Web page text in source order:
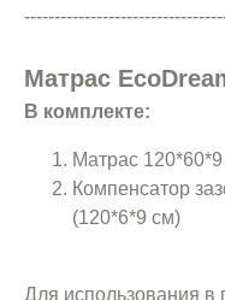
Матрас
В комплекте:
Матрас
Компенсатор
(120*6*9 см)
Для использования в